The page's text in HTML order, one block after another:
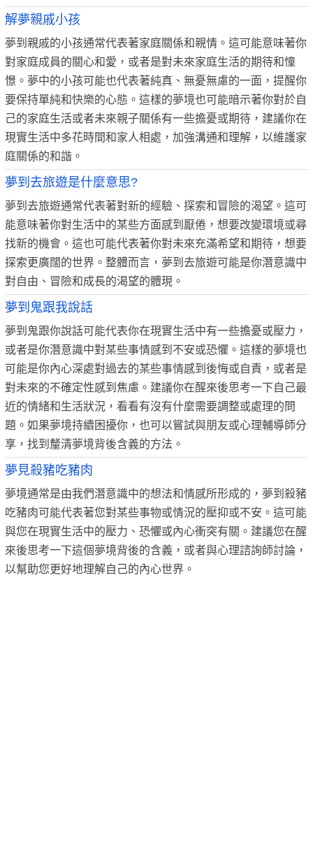
解夢親戚小孩
夢到親戚的小孩通常代表著家庭關係和親情。這可能意味著你
對家庭成員的關心和愛，或者是對未來家庭生活的期待和憧
憬。夢中的小孩可能也代表著純真、無憂無慮的一面，提醒你
要保持單純和快樂的心態。這樣的夢境也可能暗示著你對於自
己的家庭生活或者未來親子關係有一些擔憂或期待，建議你在
現實生活中多花時間和家人相處，加強溝通和理解，以維護家
庭關係的和諧。
夢到去旅遊是什麼意思?
夢到去旅遊通常代表著對新的經驗、探索和冒險的渴望。這可
能意味著你對生活中的某些方面感到厭倦，想要改變環境或尋
找新的機會。這也可能代表著你對未來充滿希望和期待，想要
探索更廣闊的世界。整體而言，夢到去旅遊可能是你潛意識中
對自由、冒險和成長的渴望的體現。
夢到鬼跟我說話
夢到鬼跟你說話可能代表你在現實生活中有一些擔憂或壓力，
或者是你潛意識中對某些事情感到不安或恐懼。這樣的夢境也
可能是你內心深處對過去的某些事情感到後悔或自責，或者是
對未來的不確定性感到焦慮。建議你在醒來後思考一下自己最
近的情緒和生活狀況，看看有沒有什麼需要調整或處理的問
題。如果夢境持續困擾你，也可以嘗試與朋友或心理輔導師分
享，找到釐清夢境背後含義的方法。
夢見殺豬吃豬肉
夢境通常是由我們潛意識中的想法和情感所形成的，夢到殺豬
吃豬肉可能代表著您對某些事物或情況的壓抑或不安。這可能
與您在現實生活中的壓力、恐懼或內心衝突有關。建議您在醒
來後思考一下這個夢境背後的含義，或者與心理諮詢師討論，
以幫助您更好地理解自己的內心世界。